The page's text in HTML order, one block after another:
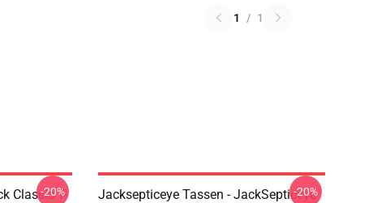
1 / 1
Classic T-
-20%
Jacksepticeye Tassen - JackSepticeye
-20%